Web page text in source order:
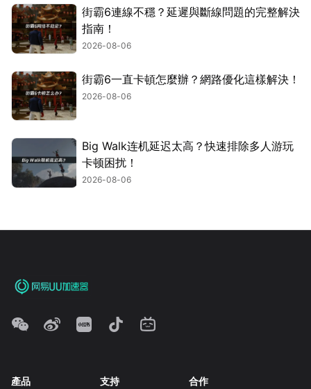
街霸6連線不穩？延遲與斷線問題的完整解決
指南！
2026-08-06
街霸6一直卡頓怎麼辦？網路優化這樣解決！
2026-08-06
Big Walk连机延迟太高？快速排除多人游玩
卡顿困扰！
2026-08-06
產品 支持 合作